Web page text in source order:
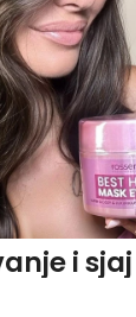
i sjaj